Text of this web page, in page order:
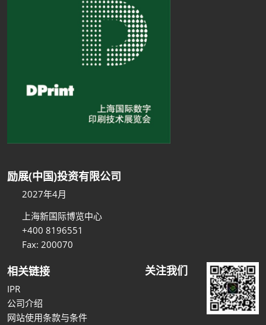
励展(中国)投资有限公司
2027年4月
上海新国际博览中心
+400 8196551
Fax: 200070
相关链接
IPR
公司介绍
网站使用条款与条件
关注我们